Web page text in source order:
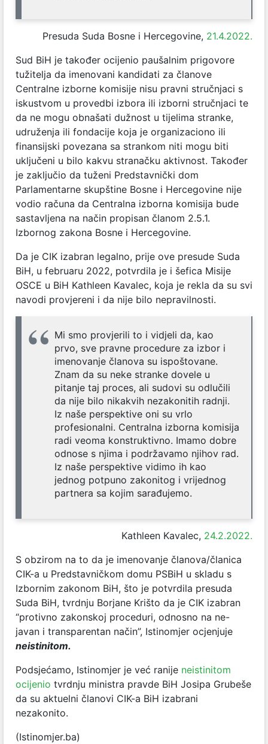
Presuda Suda Bosne i Hercegovine, 21.4.2022.
Sud BiH je također ocijenio paušalnim prigovore
tužitelja da imenovani kandidati za članove
Centralne izborne komisije nisu pravni stručnjaci s
iskustvom u provedbi izbora ili izborni stručnjaci te
da ne mogu obnašati dužnost u tijelima stranke,
udruženja ili fondacije koja je organizaciono ili
finansijski povezana sa strankom niti mogu biti
uključeni u bilo kakvu stranačku aktivnost. Također
je zaključio da tuženi Predstavnički dom
Parlamentarne skupštine Bosne i Hercegovine nije
vodio računa da Centralna izborna komisija bude
sastavljena na način propisan članom 2.5.1.
Izbornog zakona Bosne i Hercegovine.
Da je CIK izabran legalno, prije ove presude Suda
BiH, u februaru 2022, potvrdila je i šefica Misije
OSCE u BiH Kathleen Kavalec, koja je rekla da su svi
navodi provjereni i da nije bilo nepravilnosti.
Mi smo provjerili to i vidjeli da, kao
prvo, sve pravne procedure za izbor i
imenovanje članova su ispoštovane.
Znam da su neke stranke dovele u
pitanje taj proces, ali sudovi su odlučili
da nije bilo nikakvih nezakonitih radnji.
Iz naše perspektive oni su vrlo
profesionalni. Centralna izborna komisija
radi veoma konstruktivno. Imamo dobre
odnose s njima i podržavamo njihov rad.
Iz naše perspektive vidimo ih kao
jednog potpuno zakonitog i vrijednog
partnera sa kojim sarađujemo.
Kathleen Kavalec, 24.2.2022.
S obzirom na to da je imenovanje članova/članica
CIK-a u Predstavničkom domu PSBiH u skladu s
Izbornim zakonom BiH, što je potvrdila presuda
Suda BiH, tvrdnju Borjane Krišto da je CIK izabran
“protivno zakonskoj proceduri, odnosno na ne-
javan i transparentan način”, Istinomjer ocjenjuje
neistinitom.
Podsjećamo, Istinomjer je već ranije neistinitom
ocijenio tvrdnju ministra pravde BiH Josipa Grubeše
da su aktuelni članovi CIK-a BiH izabrani
nezakonito.
(Istinomjer.ba)